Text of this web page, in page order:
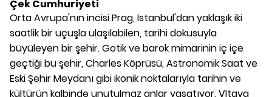
Çek Cumhuriyeti
Orta Avrupa'nın incisi Prag, İstanbul'dan yaklaşık iki
saatlik bir uçuşla ulaşılabilen, tarihi dokusuyla
büyüleyen bir şehir. Gotik ve barok mimarinin iç içe
geçtiği bu şehir, Charles Köprüsü, Astronomik Saat ve
Eski Şehir Meydanı gibi ikonik noktalarıyla tarihin ve
kültürün kalbinde unutulmaz anlar yaşatıyor. Vltava